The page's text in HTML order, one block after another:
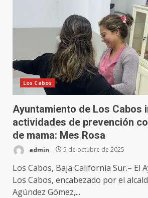
Los Cabos
Ayuntamiento de Los Cabos
actividades de prevención
de mama: Mes Rosa
admin 5 de octubre de 2025
Los Cabos, Baja California Sur.– El
Los Cabos, encabezado por el
Agúndez Gómez,...